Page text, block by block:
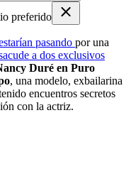
preferido
pasando por una
a dos exclusivos
Duré en Puro
, una modelo, exbailarina
encuentros secretos
con la actriz.